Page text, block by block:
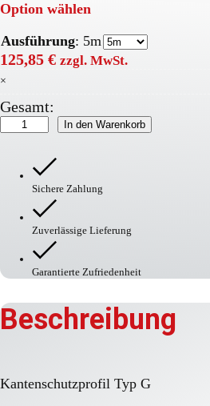
Option wählen
Ausführung: 5m
125,85 € zzgl. MwSt.
×
Gesamt:
Kantenschutzprofil
Typ
In den Warenkorb
Sichere Zahlung
Zuverlässige Lieferung
Garantierte Zufriedenheit
Beschreibung
Kantenschutzprofil Typ G